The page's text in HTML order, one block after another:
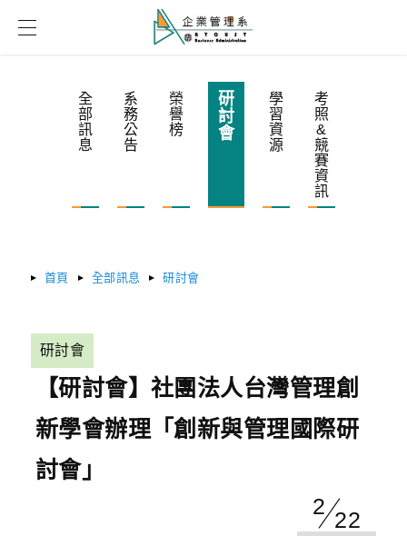
全
部
訊
息
系
務
公
告
榮
譽
榜
研
討
會
學
習
資
源
考
照
&
競
賽
資
訊
首頁 全部訊息 研討會
研討會
【研討會】社團法人台灣管理創
新學會辦理「創新與管理國際研
討會」
2
22